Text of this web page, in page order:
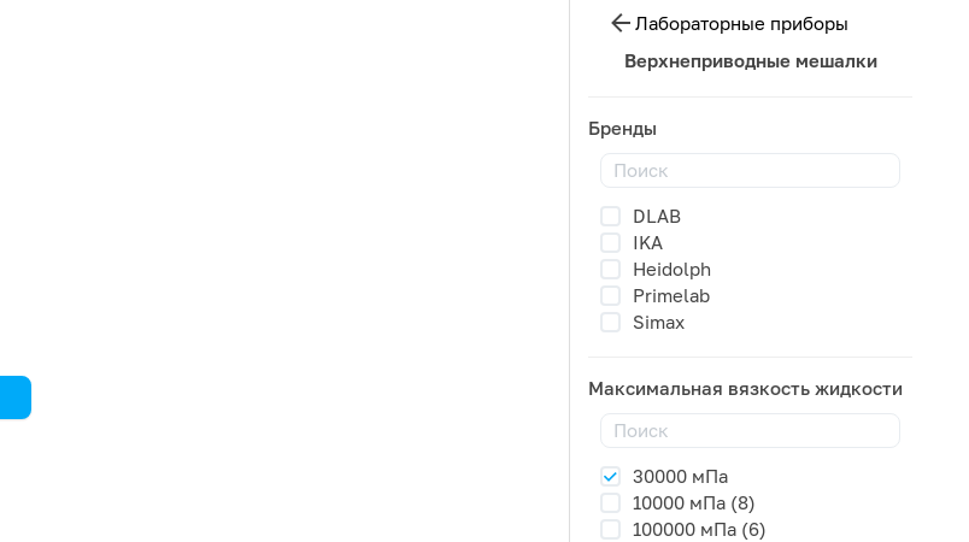
Лабораторные приборы
Верхнеприводные мешалки
Бренды
DLAB
IKA
Heidolph
Primelab
Simax
Максимальная вязкость жидкости
30000 мПа
10000 мПа (8)
100000 мПа (6)